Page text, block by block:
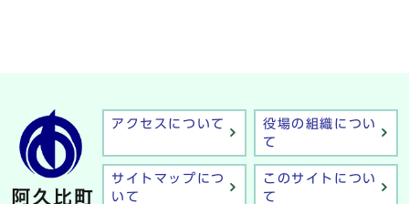
アクセスについて
役場の組織につい
て
サイトマップにつ
いて
このサイトについ
て